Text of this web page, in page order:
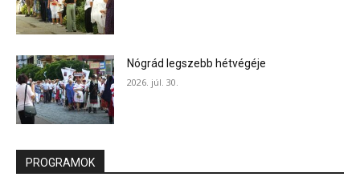
Nógrád legszebb hétvégéje
2026. júl. 30.
PROGRAMOK